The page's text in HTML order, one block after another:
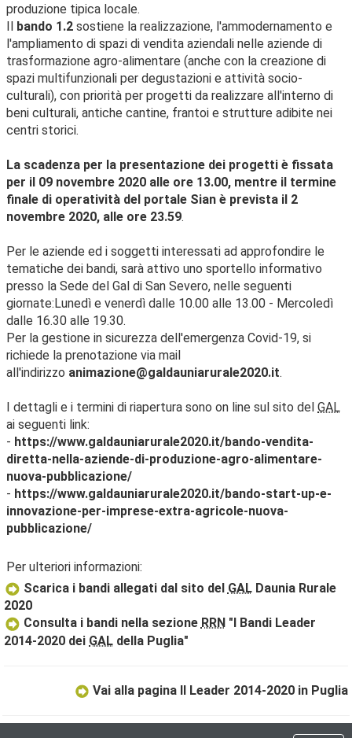
produzione tipica locale.
Il bando 1.2 sostiene la realizzazione, l'ammodernamento e
l'ampliamento di spazi di vendita aziendali nelle aziende di
trasformazione agro-alimentare (anche con la creazione di
spazi multifunzionali per degustazioni e attività socio-
culturali), con priorità per progetti da realizzare all'interno di
beni culturali, antiche cantine, frantoi e strutture adibite nei
centri storici.
La scadenza per la presentazione dei progetti è fissata
per il 09 novembre 2020 alle ore 13.00, mentre il termine
finale di operatività del portale Sian è prevista il 2
novembre 2020, alle ore 23.59.
Per le aziende ed i soggetti interessati ad approfondire le
tematiche dei bandi, sarà attivo uno sportello informativo
presso la Sede del Gal di San Severo, nelle seguenti
giornate:Lunedì e venerdì dalle 10.00 alle 13.00 - Mercoledì
dalle 16.30 alle 19.30.
Per la gestione in sicurezza dell'emergenza Covid-19, si
richiede la prenotazione via mail
all'indirizzo animazione@galdauniarurale2020.it.
I dettagli e i termini di riapertura sono on line sul sito del GAL
ai seguenti link:
- https://www.galdauniarurale2020.it/bando-vendita-
diretta-nella-aziende-di-produzione-agro-alimentare-
nuova-pubblicazione/
- https://www.galdauniarurale2020.it/bando-start-up-e-
innovazione-per-imprese-extra-agricole-nuova-
pubblicazione/
Per ulteriori informazioni:
Scarica i bandi allegati dal sito del GALDaunia Rurale
2020
Consulta i bandi nella sezione RRN"I Bandi Leader
2014-2020 dei GAL della Puglia"
Vai alla pagina Il Leader 2014-2020 in Puglia